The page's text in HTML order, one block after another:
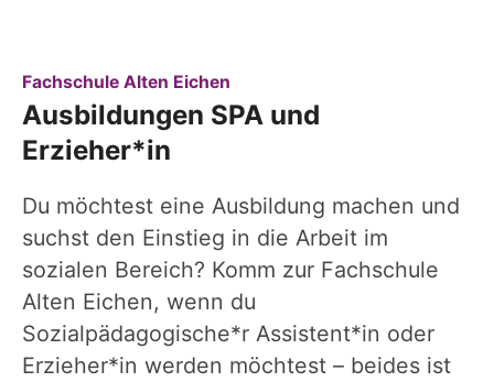
Fachschule Alten Eichen
Ausbildungen SPA und
Erzieher*in
Du möchtest eine Ausbildung machen und
suchst den Einstieg in die Arbeit im
sozialen Bereich? Komm zur Fachschule
Alten Eichen, wenn du
Sozialpädagogische*r Assistent*in oder
Erzieher*in werden möchtest – beides ist